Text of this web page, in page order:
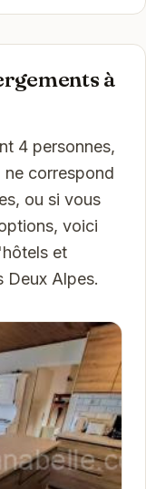
à
4 personnes,
correspond
ou si vous
voici
et
Deux Alpes.